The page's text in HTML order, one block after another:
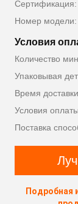
Сертификация:
Номер модели:
Условия
Количество
Упаковывая
Время
Условия
Поставка
Подробная